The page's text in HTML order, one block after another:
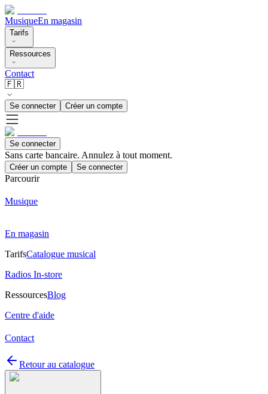
MusiqueEn magasin
Tarifs
Ressources
Contact
🇫🇷
Se connecter Créer un compte
Se connecter
Sans carte bancaire. Annulez à tout moment.
Créer un compte Se connecter
Parcourir
Musique
En magasin
TarifsCatalogue musical
Radios In-store
RessourcesBlog
Centre d'aide
Contact
Retour au catalogue